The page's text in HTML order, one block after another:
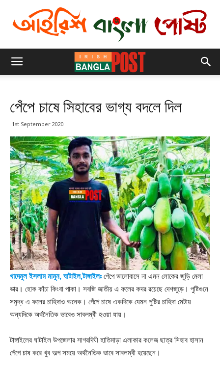
পেঁপে চাষে সিহাবের ভাগ্য বদলে দিল
1st September 2020
খাদেমুল ইসলাম মামুন, ঘাটাইল,টাঙ্গাইলঃ পেঁপে ভালোবাসে না এমন লোকের জুড়ি মেলা
ভার। হোক কাঁচা কিংবা পাকা। সবজি জাতীয় এ ফলের কদর রয়েছে দেশজুড়ে। পুষ্টিগুনে
সমৃদ্ধ এ ফলের চাহিদাও অনেক। পেঁপে চাষে একদিকে যেমন পুষ্টির চাহিদা মেটায়
অন্যদিকে অর্থনৈতিক ভাবেও সাবলম্বী হওয়া যায়।
টাঙ্গাইলের ঘাটাইল উপজেলার সাগরদিঘী হাতিমাড়া এলাকার কলেজ ছাত্র সিহাব হাসান
পেঁপে চাষ করে খুব অল্প সময়ে অর্থনৈতিক ভাবে সাবলম্বী হয়েছেন।